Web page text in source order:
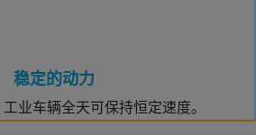
稳定的动力
业车辆全天可保持恒定速度。